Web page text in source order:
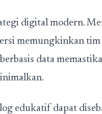
digital modern.
memungkinkan tim
data
edukatif dapat